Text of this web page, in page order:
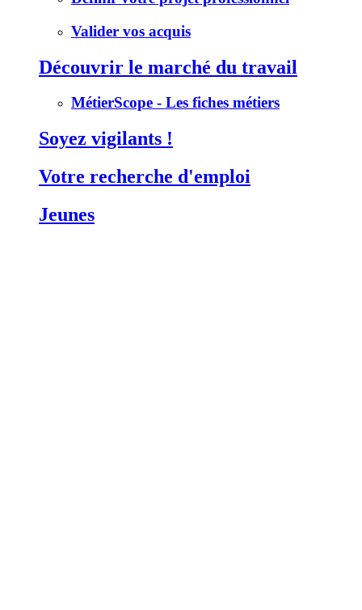
Valider vos acquis
Découvrir le marché du travail
MétierScope - Les fiches métiers
Soyez vigilants !
Votre recherche d'emploi
Jeunes